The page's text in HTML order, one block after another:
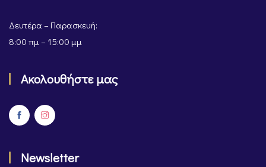
Δευτέρα – Παρασκευή:
8:00 πμ – 15:00 μμ
Ακολουθήστε μας
Newsletter